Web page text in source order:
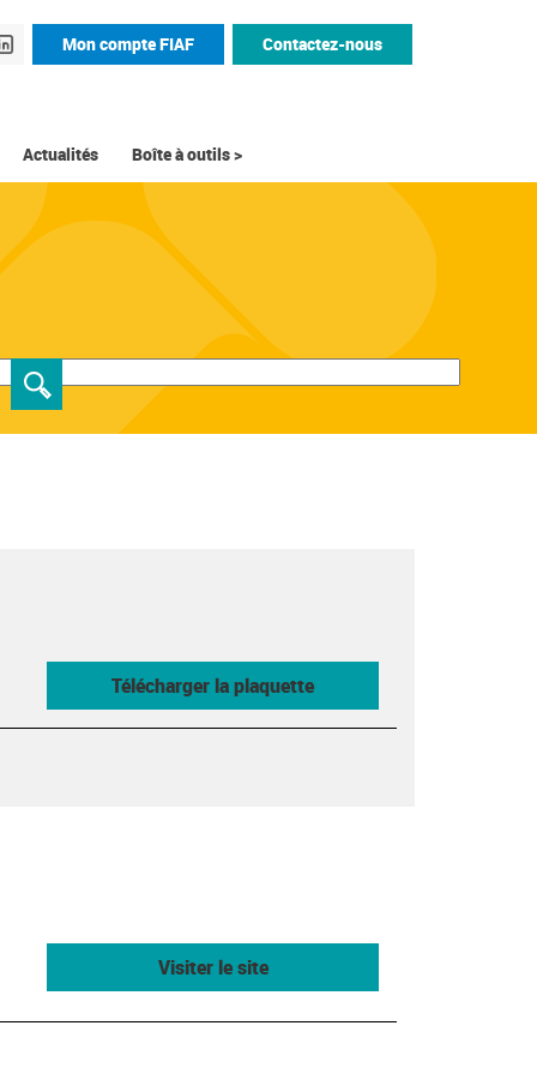
Mon compte FIAF Contactez-nous
Actualités Boîte à outils >
Télécharger la plaquette
Visiter le site